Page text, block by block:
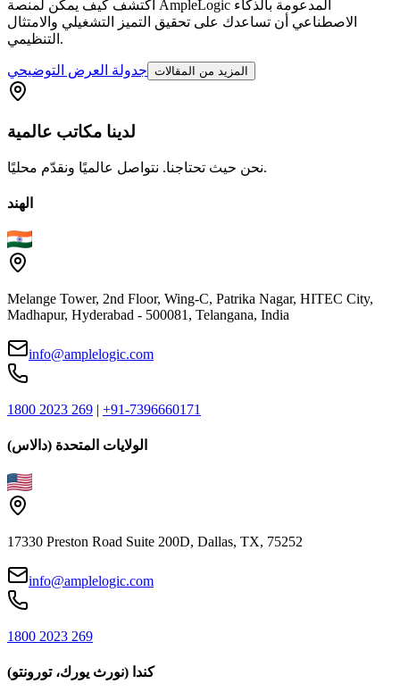
اكتشف كيف يمكن لمنصة AmpleLogic المدعومة بالذكاء
الاصطناعي أن تساعدك على تحقيق التميز التشغيلي والامتثال
التنظيمي.
جدولة العرض التوضيحي المزيد من المقالات
لدينا مكاتب عالمية
نحن حيث تحتاجنا. نتواصل عالميًا ونقدّم محليًا.
الهند
Melange Tower, 2nd Floor, Wing-C, Patrika Nagar, HITEC City,
Madhapur, Hyderabad - 500081, Telangana, India
info@amplelogic.com
1800 2023 269 | +91-7396660171
الولايات المتحدة (دالاس)
17330 Preston Road Suite 200D, Dallas, TX, 75252
info@amplelogic.com
1800 2023 269
كندا (نورث يورك، تورونتو)